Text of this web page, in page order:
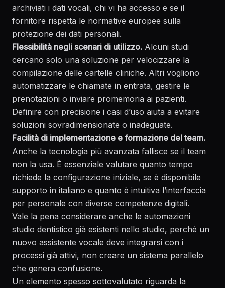
archiviati i dati vocali, chi vi ha accesso e se il
fornitore rispetta le normative europee sulla
protezione dei dati personali.
Flessibilità negli scenari di utilizzo. Alcuni studi
cercano solo una soluzione per velocizzare la
compilazione delle cartelle cliniche. Altri vogliono
automatizzare le chiamate in entrata, gestire le
prenotazioni o inviare promemoria ai pazienti.
Definire con precisione i casi d’uso aiuta a evitare
soluzioni sovradimensionate o inadeguate.
Facilità di implementazione e formazione del team.
Anche la tecnologia più avanzata fallisce se il team
non la usa. È essenziale valutare quanto tempo
richiede la configurazione iniziale, se è disponibile
supporto in italiano e quanto è intuitiva l’interfaccia
per personale con diverse competenze digitali.
Vale la pena considerare anche le automazioni
studio dentistico già esistenti nello studio, perché un
nuovo assistente vocale deve integrarsi con i
processi già attivi, non creare un sistema parallelo
che genera confusione.
Un elemento spesso sottovalutato riguarda la